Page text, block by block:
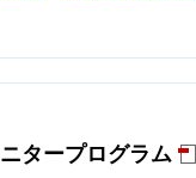
タープログラム